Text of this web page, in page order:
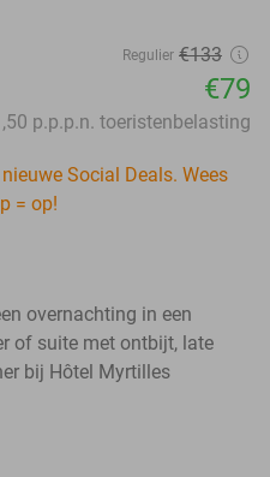
Regulier €133
€79
p.p.p.n. toeristenbelasting
Social Deals. Wees
= op!
overnachting in een
of suite met ontbijt, late
bij Hôtel Myrtilles